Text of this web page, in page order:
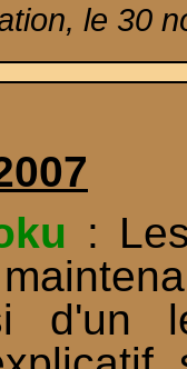
le 30
:
d'un